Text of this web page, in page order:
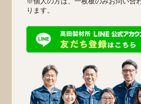
ります。